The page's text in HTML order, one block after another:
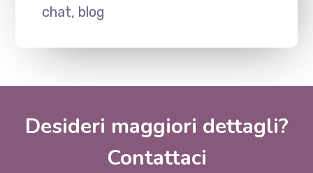
chat, blog
Desideri maggiori dettagli?
Contattaci